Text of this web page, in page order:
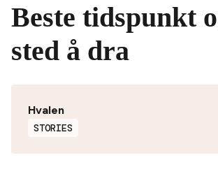
Beste tidspunkt
sted å dra
Hvalen
STORIES